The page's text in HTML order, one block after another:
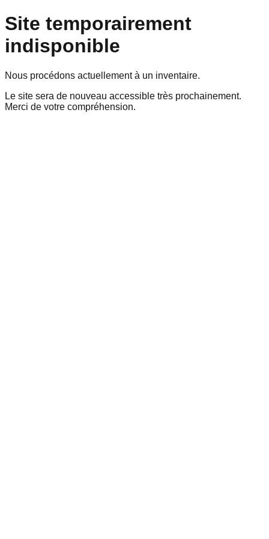
Site temporairement
indisponible
Nous procédons actuellement à un inventaire.
Le site sera de nouveau accessible très prochainement.
Merci de votre compréhension.